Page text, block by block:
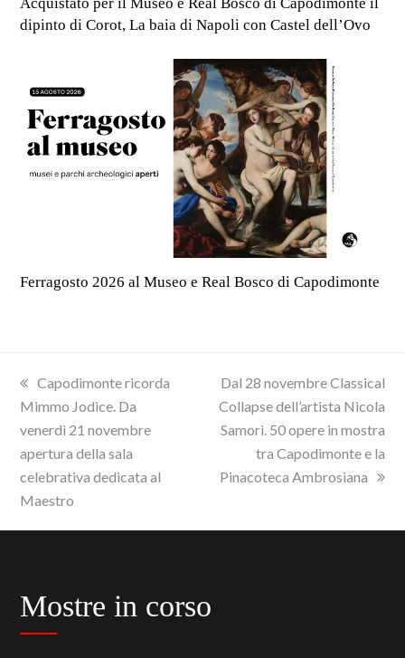
dipinto di Corot, La baia di Napoli con Castel dell’Ovo
Ferragosto 2026 al Museo e Real Bosco di Capodimonte
previous
post:
Capodimonte ricorda
Mimmo Jodice. Da
venerdì 21 novembre
apertura della sala
celebrativa dedicata al
Maestro
next
post:
Dal 28 novembre Classical
Collapse dell’artista Nicola
Samorì. 50 opere in mostra
tra Capodimonte e la
Pinacoteca Ambrosiana
Mostre in corso